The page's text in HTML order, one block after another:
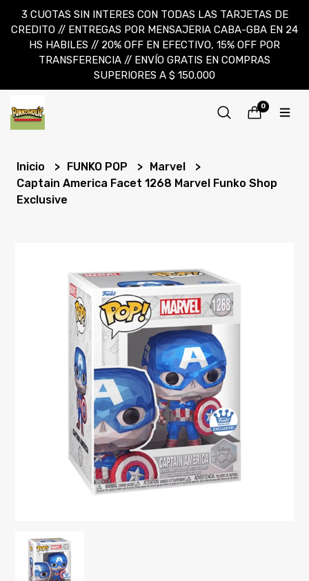
3 CUOTAS SIN INTERES CON TODAS LAS TARJETAS DE
CREDITO // ENTREGAS POR MENSAJERIA CABA-GBA EN 24
HS HABILES // 20% OFF EN EFECTIVO, 15% OFF POR
TRANSFERENCIA // ENVÍO GRATIS EN COMPRAS
SUPERIORES A $ 150.000
0
Inicio FUNKO POP
Marvel
Captain America Facet 1268 Marvel Funko Shop
Exclusive